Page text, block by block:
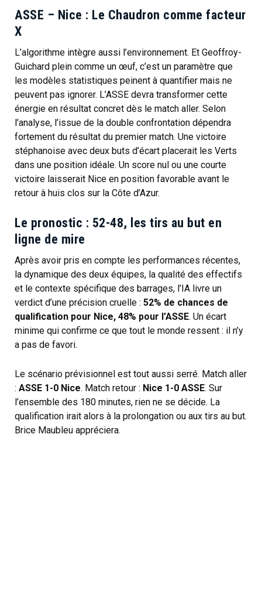
ASSE – Nice : Le Chaudron comme facteur
X
L’algorithme intègre aussi l’environnement. Et Geoffroy-
Guichard plein comme un œuf, c’est un paramètre que
les modèles statistiques peinent à quantifier mais ne
peuvent pas ignorer. L’ASSE devra transformer cette
énergie en résultat concret dès le match aller. Selon
l’analyse, l’issue de la double confrontation dépendra
fortement du résultat du premier match. Une victoire
stéphanoise avec deux buts d’écart placerait les Verts
dans une position idéale. Un score nul ou une courte
victoire laisserait Nice en position favorable avant le
retour à huis clos sur la Côte d’Azur.
Le pronostic : 52-48, les tirs au but en
ligne de mire
Après avoir pris en compte les performances récentes,
la dynamique des deux équipes, la qualité des effectifs
et le contexte spécifique des barrages, l’IA livre un
verdict d’une précision cruelle : 52% de chances de
qualification pour Nice, 48% pour l’ASSE. Un écart
minime qui confirme ce que tout le monde ressent : il n’y
a pas de favori.
Le scénario prévisionnel est tout aussi serré. Match aller
: ASSE 1-0 Nice. Match retour : Nice 1-0 ASSE. Sur
l’ensemble des 180 minutes, rien ne se décide. La
qualification irait alors à la prolongation ou aux tirs au but.
Brice Maubleu appréciera.